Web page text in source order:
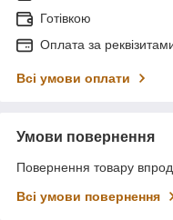
Готівкою
Оплата за
Всі умови оплати
Умови повернення
Повернення товару
Всі умови повернення